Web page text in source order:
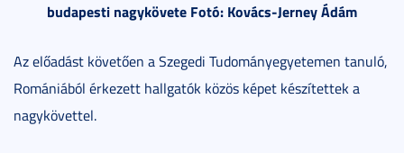
budapesti nagykövete Fotó: Kovács-Jerney Ádám
Az előadást követően a Szegedi Tudományegyetemen tanuló,
Romániából érkezett hallgatók közös képet készítettek a
nagykövettel.